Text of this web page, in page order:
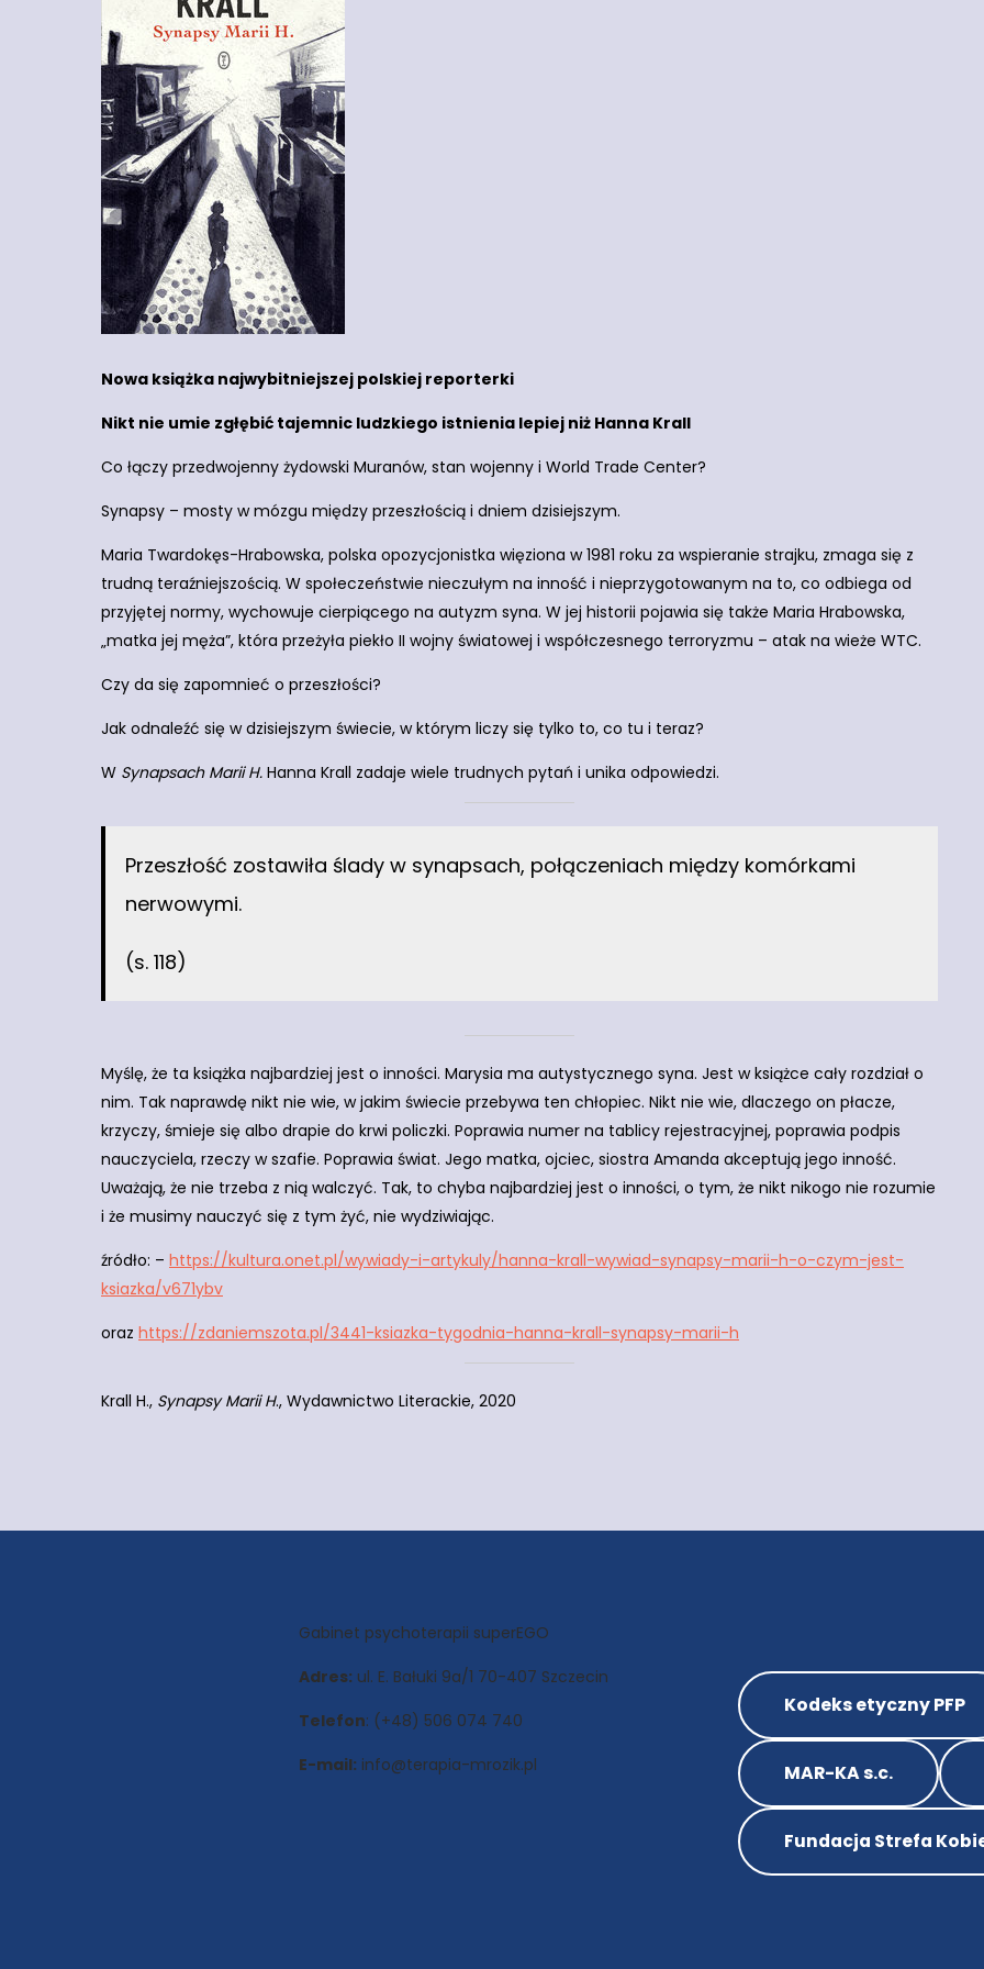
Nowa książka najwybitniejszej polskiej reporterki
Nikt nie umie zgłębić tajemnic ludzkiego istnienia lepiej niż Hanna Krall
Co łączy przedwojenny żydowski Muranów, stan wojenny i World Trade Center?
Synapsy – mosty w mózgu między przeszłością i dniem dzisiejszym.
Maria Twardokęs-Hrabowska, polska opozycjonistka więziona w 1981 roku za wspieranie strajku, zmaga się z
trudną teraźniejszością. W społeczeństwie nieczułym na inność i nieprzygotowanym na to, co odbiega od
przyjętej normy, wychowuje cierpiącego na autyzm syna. W jej historii pojawia się także Maria Hrabowska,
„matka jej męża”, która przeżyła piekło II wojny światowej i współczesnego terroryzmu – atak na wieże WTC.
Czy da się zapomnieć o przeszłości?
Jak odnaleźć się w dzisiejszym świecie, w którym liczy się tylko to, co tu i teraz?
W Synapsach Marii H. Hanna Krall zadaje wiele trudnych pytań i unika odpowiedzi.
Przeszłość zostawiła ślady w synapsach, połączeniach między komórkami
nerwowymi.
(s. 118)
Myślę, że ta książka najbardziej jest o inności. Marysia ma autystycznego syna. Jest w książce cały rozdział o
nim. Tak naprawdę nikt nie wie, w jakim świecie przebywa ten chłopiec. Nikt nie wie, dlaczego on płacze,
krzyczy, śmieje się albo drapie do krwi policzki. Poprawia numer na tablicy rejestracyjnej, poprawia podpis
nauczyciela, rzeczy w szafie. Poprawia świat. Jego matka, ojciec, siostra Amanda akceptują jego inność.
Uważają, że nie trzeba z nią walczyć. Tak, to chyba najbardziej jest o inności, o tym, że nikt nikogo nie rozumie
i że musimy nauczyć się z tym żyć, nie wydziwiając.
źródło: – https://kultura.onet.pl/wywiady-i-artykuly/hanna-krall-wywiad-synapsy-marii-h-o-czym-jest-
ksiazka/v671ybv
oraz https://zdaniemszota.pl/3441-ksiazka-tygodnia-hanna-krall-synapsy-marii-h
Krall H., Synapsy Marii H., Wydawnictwo Literackie, 2020
Gabinet psychoterapii superEGO
Adres: ul. E. Bałuki 9a/1 70-407 Szczecin
Telefon: (+48) 506 074 740
E-mail: info@terapia-mrozik.pl
Kodeks etyczny PFP
MAR-KA s.c.
Fundacja Strefa